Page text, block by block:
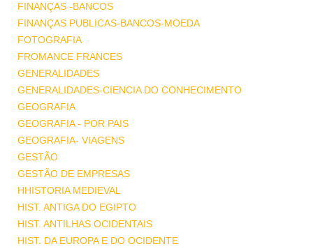
FINANÇAS -BANCOS
FINANÇAS PUBLICAS-BANCOS-MOEDA
FOTOGRAFIA
FROMANCE FRANCES
GENERALIDADES
GENERALIDADES-CIENCIA DO CONHECIMENTO
GEOGRAFIA
GEOGRAFIA - POR PAIS
GEOGRAFIA- VIAGENS
GESTÃO
GESTÃO DE EMPRESAS
HHISTORIA MEDIEVAL
HIST. ANTIGA DO EGIPTO
HIST. ANTILHAS OCIDENTAIS
HIST. DA EUROPA E DO OCIDENTE